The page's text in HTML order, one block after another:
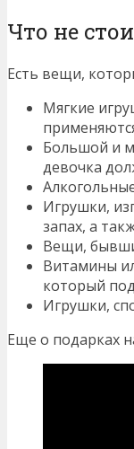
Что не
Есть вещи,
Мягкие
Большой и
девочка
Игрушки,
запах, а
Вещи,
Витамины
который
Игрушки,
Еще о подарках